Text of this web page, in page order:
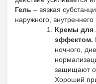
Гель – вязкая
наружного, внутреннего
Кремы для
эффектом.
ночного,
защищают
Хороший